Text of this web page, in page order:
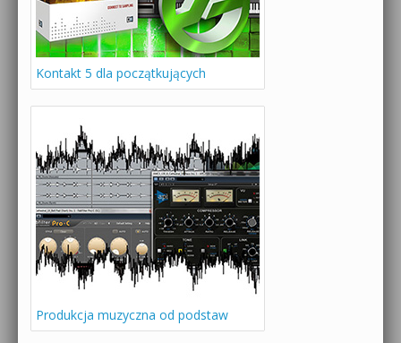
Kontakt 5 dla początkujących
Produkcja muzyczna od podstaw